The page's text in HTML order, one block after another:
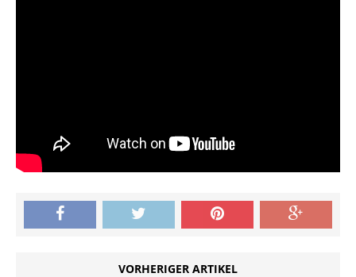
VORHERIGER ARTIKEL